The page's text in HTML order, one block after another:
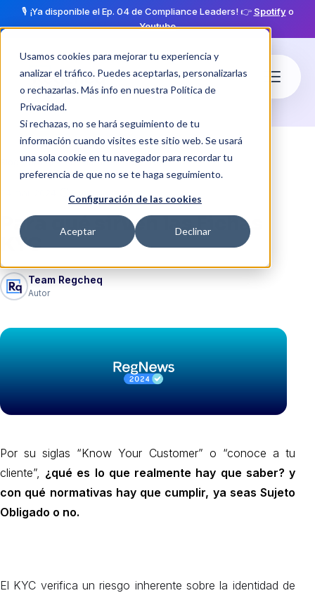
Usamos cookies para mejorar tu experiencia y
analizar el tráfico. Puedes aceptarlas, personalizarlas
o rechazarlas. Más info en nuestra Política de
Privacidad.
Si rechazas, no se hará seguimiento de tu
información cuando visites este sitio web. Se usará
una sola cookie en tu navegador para recordar tu
preferencia de que no se te haga seguimiento.
Configuración de las cookies
Aceptar Declinar
🎙️ ¡Ya disponible el Ep. 04 de Compliance Leaders! 👉 Spotifyo
Youtube
Para qué sirven las Fichas KYC
schedule
Para qué sirven las Fichas
KYC
Team Regcheq
Autor
Por su siglas “Know Your Customer” o “conoce a tu
cliente”, ¿qué es lo que realmente hay que saber? y
con qué normativas hay que cumplir, ya seas Sujeto
Obligado o no.
El KYC verifica un riesgo inherente sobre la identidad de